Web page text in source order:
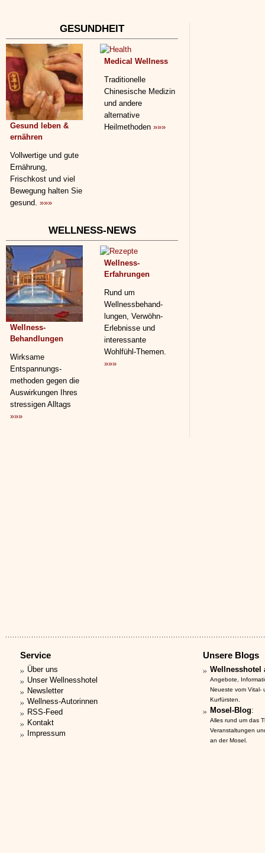
GESUNDHEIT
Gesund leben &
ernähren
Vollwertige und gute
Ernährung,
Frischkost und viel
Bewegung halten Sie
gesund. »»»
Medical Wellness
Traditionelle
Chinesische Medizin
und andere
alternative
Heilmethoden »»»
WELLNESS-NEWS
Wellness-
Behandlungen
Wirksame
Entspannungs­
methoden gegen die
Auswirkungen Ihres
stressigen Alltags
»»»
Wellness-
Erfahrungen
Rund um
Wellnessbehand­
lungen, Verwöhn-
Erlebnisse und
interessante
Wohlfühl-Themen.
»»»
Service
Über uns
Unser Wellnesshotel
Newsletter
Wellness-Autorinnen
RSS-Feed
Kontakt
Impressum
Unsere Blogs
Wellnesshotel
Angebote,
Neueste vom Vital-
Kurfürsten.
Mosel-Blog:
Alles rund um das
Veranstaltungen
an der Mosel.